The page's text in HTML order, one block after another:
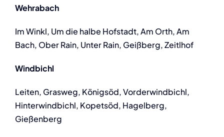
Wehrabach
Im Winkl, Um die halbe Hofstadt, Am Orth, Am
Bach, Ober Rain, Unter Rain, Geißberg, Zeitlhof
Windbichl
Leiten, Grasweg, Königsöd, Vorderwindbichl,
Hinterwindbichl, Kopetsöd, Hagelberg,
Gießenberg